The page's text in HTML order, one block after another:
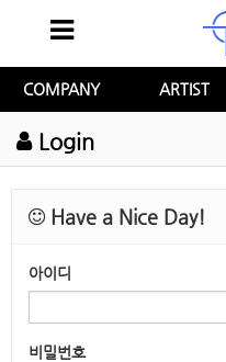
COMPANY ARTIST
Login
Have a Nice Day!
아이디
비밀번호